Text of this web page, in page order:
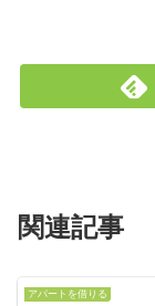
関連記事
アパートを借りる